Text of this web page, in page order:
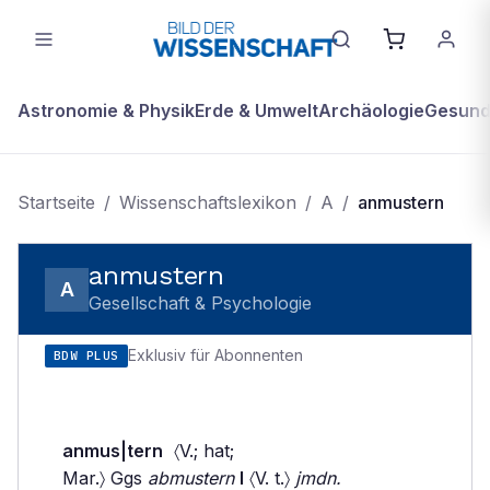
Astronomie & PhysikErde & UmweltArchäologie
Startseite / Wissenschaftslexikon / A / anmustern
A anmustern
Gesellschaft & Psychologie
BDW PLUS Exklusiv für Abonnenten
anmus|tern 〈V.; hat;
Mar.〉 Ggs abmustern I 〈V. t.〉 jmdn.